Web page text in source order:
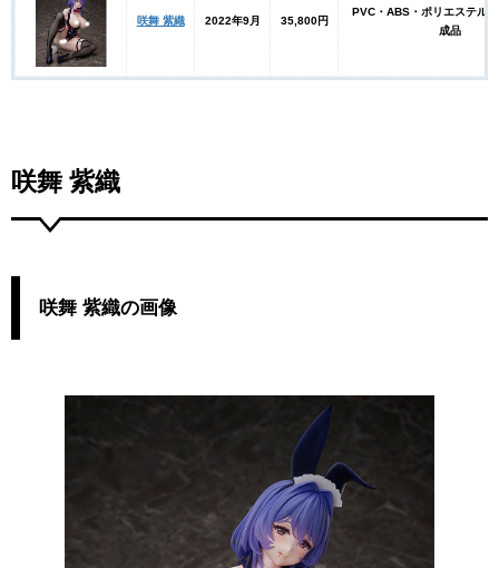
咲舞 紫織 2022年9月 35,800円
PVC・ABS・ポリエステル
成品
咲舞 紫織
咲舞 紫織の画像